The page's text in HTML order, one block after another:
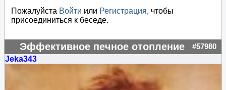
Пожалуйста Войти или Регистрация, чтобы
присоединиться к беседе.
Эффективное печное отопление #57980
Jeka343